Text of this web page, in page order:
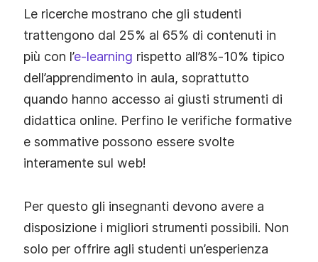
Le ricerche mostrano che gli studenti
trattengono dal 25% al 65% di contenuti in
più con l’e‑learning rispetto all’8%‑10% tipico
dell’apprendimento in aula, soprattutto
quando hanno accesso ai giusti strumenti di
didattica online. Perfino le verifiche formative
e sommative possono essere svolte
interamente sul web!
Per questo gli insegnanti devono avere a
disposizione i migliori strumenti possibili. Non
solo per offrire agli studenti un’esperienza